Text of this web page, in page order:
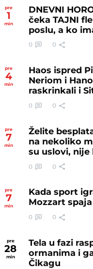
pre
1
min
DNEVNI
čeka TAJNI
poslu, a ko
0 0
pre
4
min
Haos ispred
Neriom i
raskrinkali i
0 0
pre
7
min
Želite
na nekoliko
su uslovi,
0 0
pre
7
min
Kada sport
Mozzart
0 0
pre
28
min
Tela u fazi
ormanima i
Čikagu